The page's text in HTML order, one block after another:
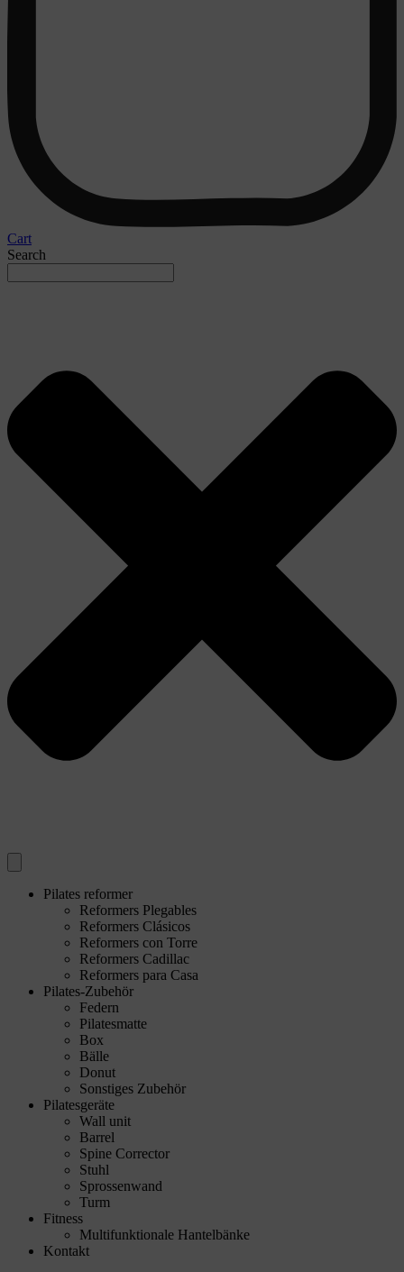
Cart
Search
Pilates reformer
Reformers Plegables
Reformers Clásicos
Reformers con Torre
Reformers Cadillac
Reformers para Casa
Pilates-Zubehör
Federn
Pilatesmatte
Box
Bälle
Donut
Sonstiges Zubehör
Pilatesgeräte
Wall unit
Barrel
Spine Corrector
Stuhl
Sprossenwand
Turm
Fitness
Multifunktionale Hantelbänke
Kontakt